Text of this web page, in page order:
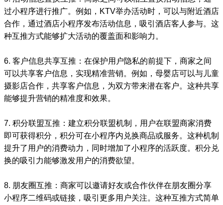
过小程序进行推广。例如，KTV举办活动时，可以与附近酒店
合作，通过酒店小程序发布活动信息，吸引酒店客人参与。这
种互推方式能够扩大活动的覆盖面和影响力。
6. 客户信息共享互推：在保护用户隐私的前提下，商家之间
可以共享客户信息，实现精准营销。例如，母婴店可以与儿童
摄影店合作，共享客户信息，为双方带来潜在客户。这种共享
能够提升营销的精准度和效果。
7. 积分联盟互推：建立积分联盟机制，用户在联盟商家消费
即可获得积分，积分可在小程序内兑换商品或服务。这种机制
提升了用户的消费动力，同时增加了小程序的活跃度。积分兑
换的吸引力能够激发用户的消费欲望。
8. 朋友圈互推：商家可以邀请好友或合作伙伴在朋友圈分享
小程序二维码或链接，吸引更多用户关注。这种互推方式简单